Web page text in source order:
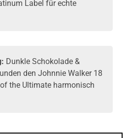
Label für echte
Dunkle Schokolade &
den Johnnie Walker 18
the Ultimate harmonisch